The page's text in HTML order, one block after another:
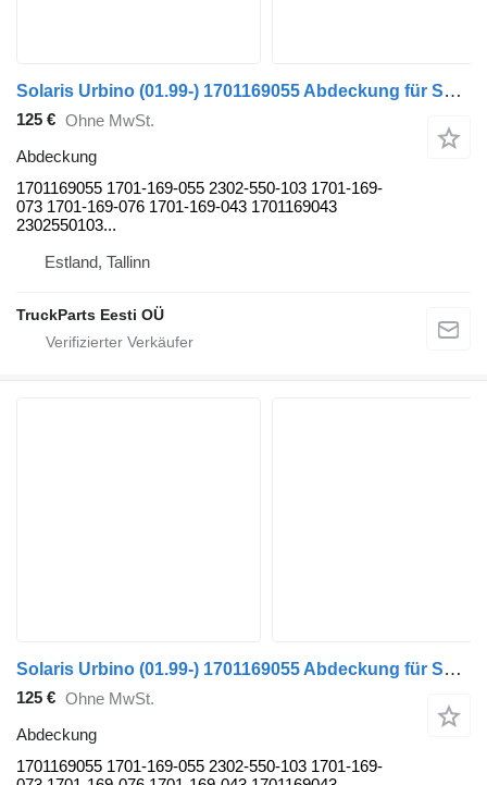
Solaris Urbino (01.99-) 1701169055 Abdeckung für Solaris Urbino, Alpino, Vacanza (1999-) Bus
125 € Ohne MwSt.
Abdeckung
1701169055 1701-169-055 2302-550-103 1701-169-
073 1701-169-076 1701-169-043 1701169043
2302550103...
Estland, Tallinn
TruckParts Eesti OÜ
Solaris Urbino (01.99-) 1701169055 Abdeckung für Solaris Urbino, Alpino, Vacanza (1999-) Bus
125 € Ohne MwSt.
Abdeckung
1701169055 1701-169-055 2302-550-103 1701-169-